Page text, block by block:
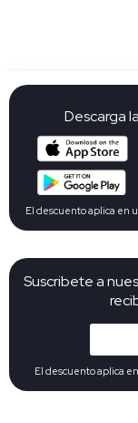
Suscribete a
El descuento aplica
Descarga
El descuento aplica en